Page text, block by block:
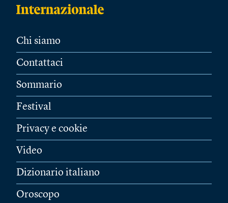
Chi siamo
Contattaci
Sommario
Festival
Privacy e cookie
Video
Dizionario italiano
Oroscopo